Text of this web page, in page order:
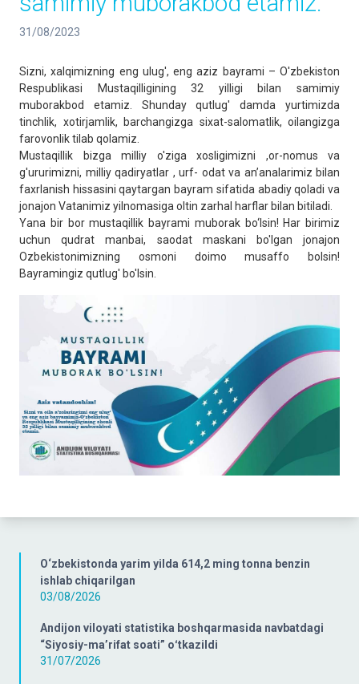
O‘zbekistonda yarim yilda 614,2 ming tonna benzin
ishlab chiqarilgan
03/08/2026
Andijon viloyati statistika boshqarmasida navbatdagi
“Siyosiy-ma’rifat soati” oʻtkazildi
31/07/2026
31/08/2023
Sizni, xalqimizning eng ulug', eng aziz bayrami – O'zbekiston
Respublikasi Mustaqilligining 32 yilligi bilan samimiy
muborakbod etamiz. Shunday qutlug' damda yurtimizda
tinchlik, xotirjamlik, barchangizga sixat-salomatlik, oilangizga
farovonlik tilab qolamiz.
Mustaqillik bizga milliy o'ziga xosligimizni ,or-nomus va
g'ururimizni, milliy qadiryatlar , urf- odat va an’analarimiz bilan
faxrlanish hissasini qaytargan bayram sifatida abadiy qoladi va
jonajon Vatanimiz yilnomasiga oltin zarhal harflar bilan bitiladi.
Yana bir bor mustaqillik bayrami muborak bo‘lsin! Har birimiz
uchun qudrat manbai, saodat maskani bo'lgan jonajon
Ozbekistonimizning osmoni doimo musaffo bolsin!
Bayramingiz qutlug' bo'lsin.